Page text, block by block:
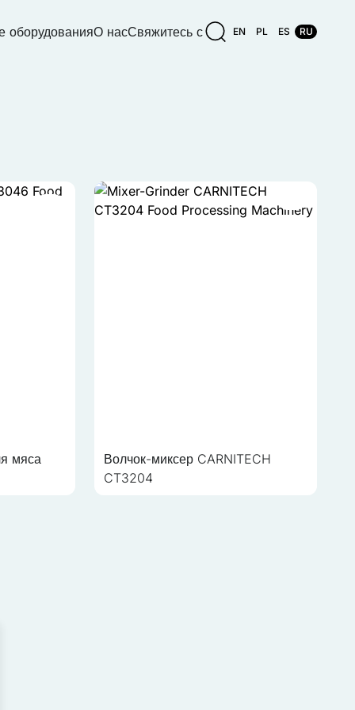
оборудованияО насСвяжитесь с EN PL ES RU
мяса
Волчок-миксер CARNITECH
CT3204
с другими данными,
личность.
изменяет внешний